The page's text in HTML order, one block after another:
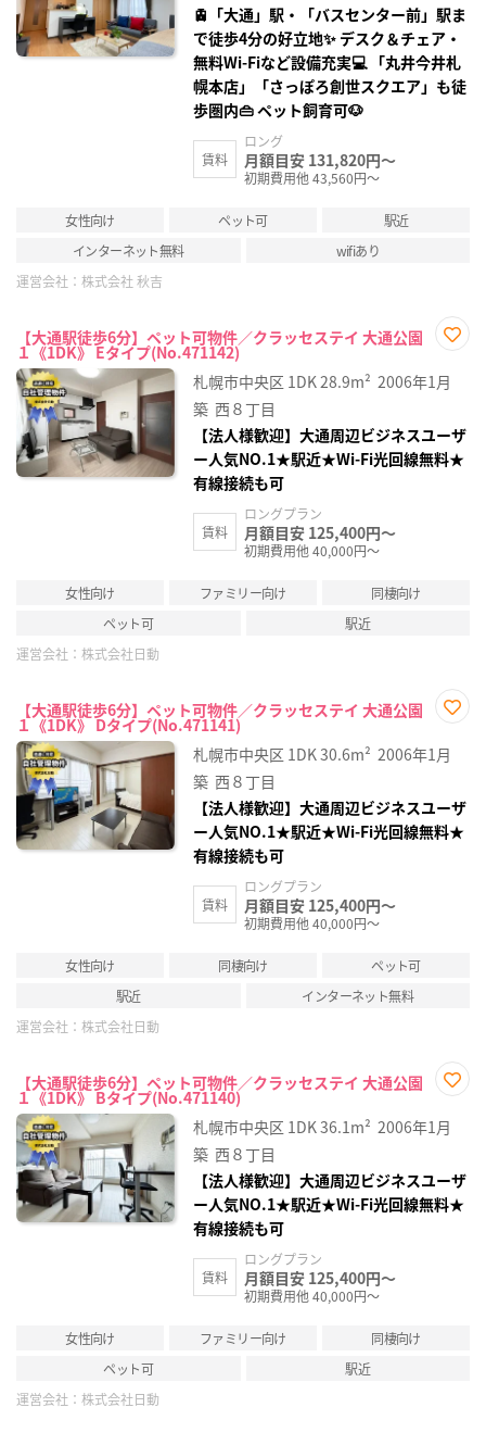
🚊「大通」駅・「バスセンター前」駅ま
で徒歩4分の好立地✨ デスク＆チェア・
無料Wi‑Fiなど設備充実💻 「丸井今井札
幌本店」「さっぽろ創世スクエア」も徒
歩圏内👜 ペット飼育可🐶
賃料
ロング
月額目安 131,820円～
初期費用他 43,560円～
女性向け ペット可
駅近
インターネット無料
wifiあり
運営会社： 株式会社 秋吉
【大通駅徒歩6分】ペット可物件／クラッセステイ 大通公園
１《1DK》 Eタイプ(No.471142)
に入
り登
札幌市中央区 1DK28.9m² 2006年1月
築 西８丁目
【法人様歓迎】大通周辺ビジネスユーザ
ー人気NO.1★駅近★Wi-Fi光回線無料★
有線接続も可
賃料
ロングプラン
月額目安 125,400円～
初期費用他 40,000円～
女性向け ファミリー向け
同棲向け
ペット可
駅近
運営会社： 株式会社日動
【大通駅徒歩6分】ペット可物件／クラッセステイ 大通公園
１《1DK》 Dタイプ(No.471141)
に入
り登
札幌市中央区 1DK30.6m² 2006年1月
築 西８丁目
【法人様歓迎】大通周辺ビジネスユーザ
ー人気NO.1★駅近★Wi-Fi光回線無料★
有線接続も可
賃料
ロングプラン
月額目安 125,400円～
初期費用他 40,000円～
女性向け 同棲向け
ペット可
駅近
インターネット無料
運営会社： 株式会社日動
【大通駅徒歩6分】ペット可物件／クラッセステイ 大通公園
１《1DK》 Bタイプ(No.471140)
に入
り登
札幌市中央区 1DK36.1m² 2006年1月
築 西８丁目
【法人様歓迎】大通周辺ビジネスユーザ
ー人気NO.1★駅近★Wi-Fi光回線無料★
有線接続も可
賃料
ロングプラン
月額目安 125,400円～
初期費用他 40,000円～
女性向け ファミリー向け
同棲向け
ペット可
駅近
運営会社： 株式会社日動